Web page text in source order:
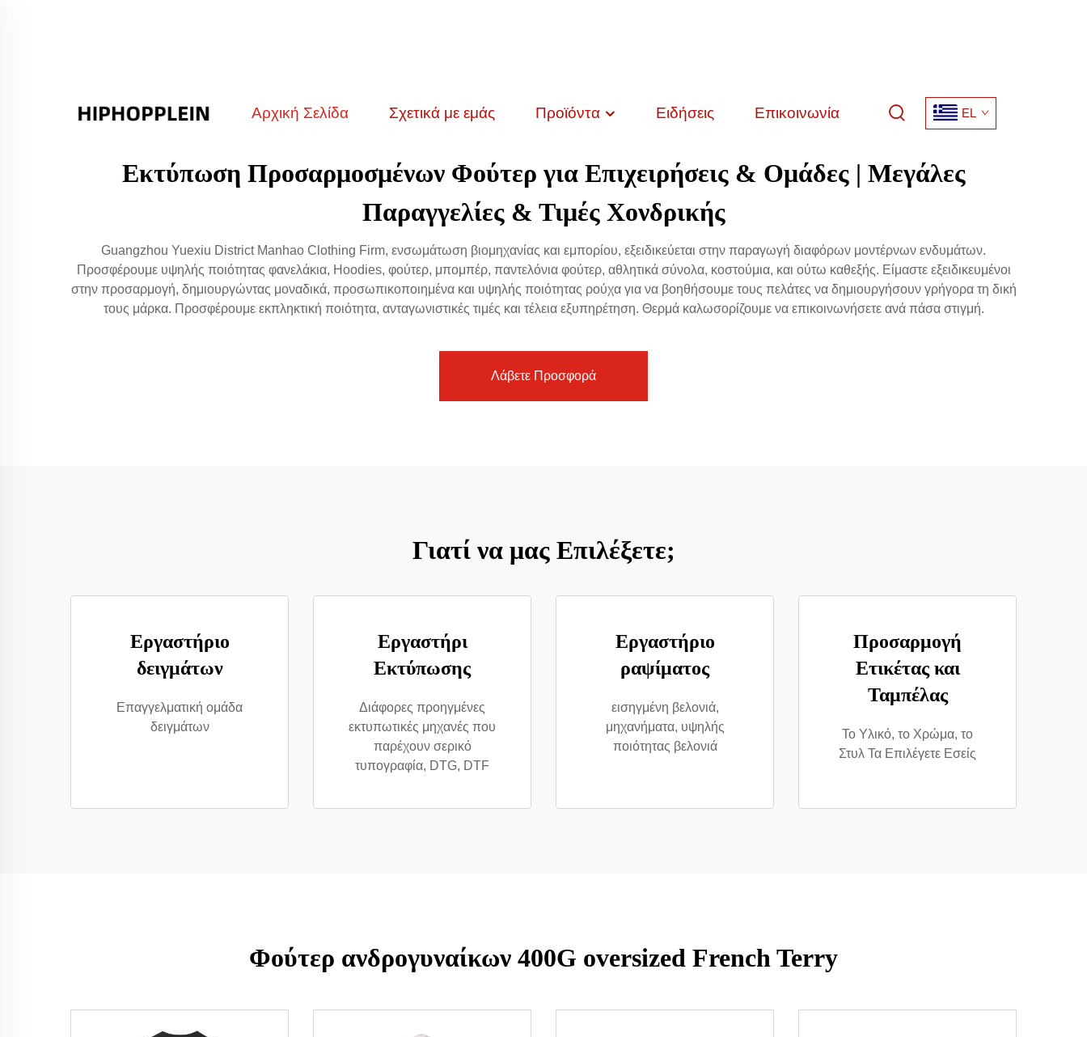
Αρχική Σελίδα Σχετικά με εμάς Προϊόντα Ειδήσεις Επικοινωνία EL
Εκτύπωση Προσαρμοσμένων Φούτερ για Επιχειρήσεις & Ομάδες | Μεγάλες
Παραγγελίες & Τιμές Χονδρικής
Guangzhou Yuexiu District Manhao Clothing Firm, ενσωμάτωση βιομηχανίας και εμπορίου, εξειδικεύεται στην παραγωγή διαφόρων μοντέρνων ενδυμάτων.
Προσφέρουμε υψηλής ποιότητας φανελάκια, Hoodies, φούτερ, μπομπέρ, παντελόνια φούτερ, αθλητικά σύνολα, κοστούμια, και ούτω καθεξής. Είμαστε εξειδικευμένοι
στην προσαρμογή, δημιουργώντας μοναδικά, προσωπικοποιημένα και υψηλής ποιότητας ρούχα για να βοηθήσουμε τους πελάτες να δημιουργήσουν γρήγορα τη δική
τους μάρκα. Προσφέρουμε εκπληκτική ποιότητα, ανταγωνιστικές τιμές και τέλεια εξυπηρέτηση. Θερμά καλωσορίζουμε να επικοινωνήσετε ανά πάσα στιγμή.
Λάβετε Προσφορά
Γιατί να μας Επιλέξετε;
Εργαστήριο
δειγμάτων
Επαγγελματική ομάδα
δειγμάτων
Εργαστήρι
Εκτύπωσης
Διάφορες προηγμένες
εκτυπωτικές μηχανές που
παρέχουν σερικό
τυπογραφία, DTG, DTF
Εργαστήριο
ραψίματος
εισηγμένη βελονιά,
μηχανήματα, υψηλής
ποιότητας βελονιά
Προσαρμογή
Ετικέτας και
Ταμπέλας
Το Υλικό, το Χρώμα, το
Στυλ Τα Επιλέγετε Εσείς
Φούτερ ανδρογυναίκων 400G oversized French Terry